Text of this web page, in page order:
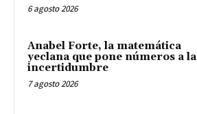
6 agosto 2026
Anabel Forte, la matemática
yeclana que pone números a la
incertidumbre
7 agosto 2026